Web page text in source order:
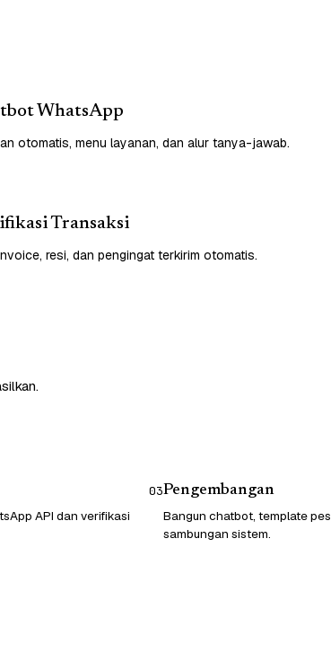
WhatsApp
otomatis, menu layanan, dan alur tanya-jawab.
Transaksi
resi, dan pengingat terkirim otomatis.
API dan verifikasi
03Pengembangan
Bangun chatbot, template
sambungan sistem.